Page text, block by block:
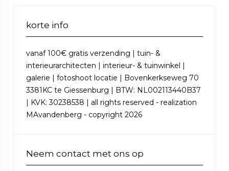
korte info
vanaf 100€ gratis verzending | tuin- &
interieurarchitecten | interieur- & tuinwinkel |
galerie | fotoshoot locatie | Bovenkerkseweg 70
3381KC te Giessenburg | BTW: NL002113440B37
| KVK: 30238538 | all rights reserved - realization
MAvandenberg - copyright 2026
Neem contact met ons op